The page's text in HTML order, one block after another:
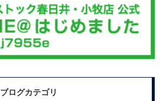
ブログカテゴリ